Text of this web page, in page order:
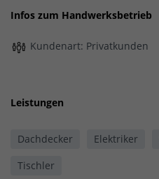
Infos zum Handwerksbetrieb
Kundenart: Privatkunden
Leistungen
Dachdecker Elektriker
Tischler